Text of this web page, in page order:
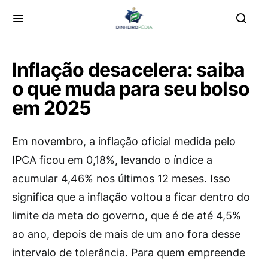
Inflação desacelera: saiba
o que muda para seu bolso
em 2025
Em novembro, a inflação oficial medida pelo
IPCA ficou em 0,18%, levando o índice a
acumular 4,46% nos últimos 12 meses. Isso
significa que a inflação voltou a ficar dentro do
limite da meta do governo, que é de até 4,5%
ao ano, depois de mais de um ano fora desse
intervalo de tolerância. Para quem empreende